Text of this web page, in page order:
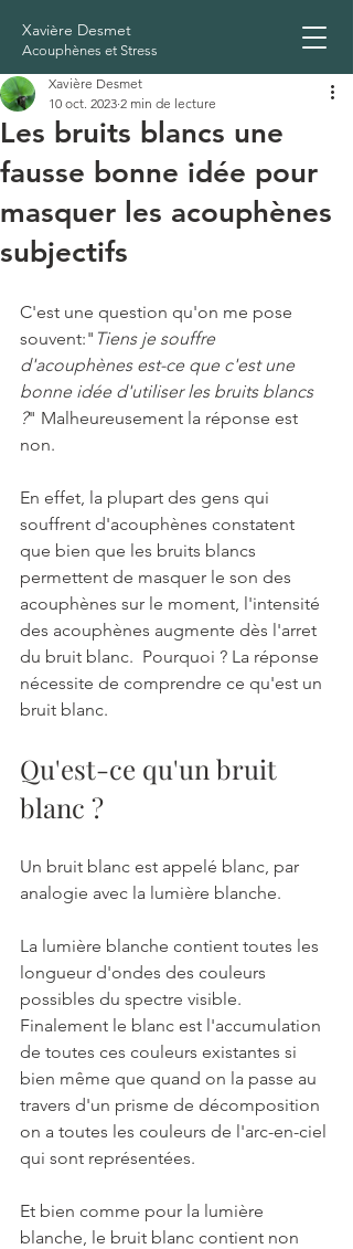
Xavière Desmet
Acouphènes et Stress
Les bruits blancs une
fausse bonne idée pour
masquer les acouphènes
subjectifs
Xavière Desmet
10 oct. 2023 2 min de lecture
C'est une question qu'on me pose
souvent:" Tiens je souffre
d'acouphènes est-ce que c'est une
bonne idée d'utiliser les bruits blancs
?" Malheureusement la réponse est
non.
En effet, la plupart des gens qui
souffrent d'acouphènes constatent
que bien que les bruits blancs
permettent de masquer le son des
acouphènes sur le moment, l'intensité
des acouphènes augmente dès l'arret
du bruit blanc.  Pourquoi ? La réponse
nécessite de comprendre ce qu'est un
bruit blanc.
Qu'est-ce qu'un bruit
blanc ?
Un bruit blanc est appelé blanc, par
analogie avec la lumière blanche.
La lumière blanche contient toutes les
longueur d'ondes des couleurs
possibles du spectre visible.
Finalement le blanc est l'accumulation
de toutes ces couleurs existantes si
bien même que quand on la passe au
travers d'un prisme de décomposition
on a toutes les couleurs de l'arc-en-ciel
qui sont représentées.
Et bien comme pour la lumière
blanche, le bruit blanc contient non